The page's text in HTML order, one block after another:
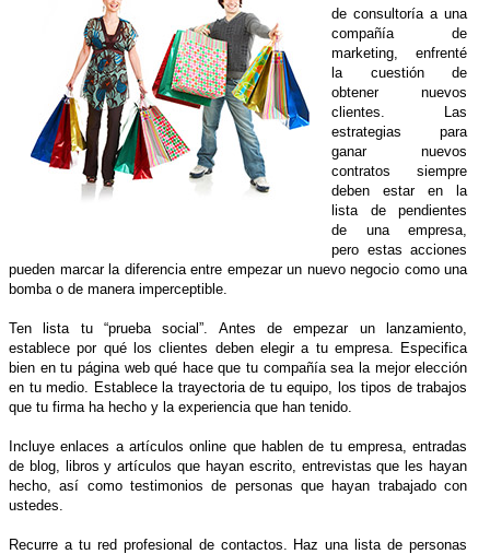
de consultoría a una
compañía de
marketing, enfrenté
la cuestión de
obtener nuevos
clientes. Las
estrategias para
ganar nuevos
contratos siempre
deben estar en la
lista de pendientes
de una empresa,
pero estas acciones
pueden marcar la diferencia entre empezar un nuevo negocio como una
bomba o de manera imperceptible.
Ten lista tu “prueba social”. Antes de empezar un lanzamiento,
establece por qué los clientes deben elegir a tu empresa. Especifica
bien en tu página web qué hace que tu compañía sea la mejor elección
en tu medio. Establece la trayectoria de tu equipo, los tipos de trabajos
que tu firma ha hecho y la experiencia que han tenido.
Incluye enlaces a artículos online que hablen de tu empresa, entradas
de blog, libros y artículos que hayan escrito, entrevistas que les hayan
hecho, así como testimonios de personas que hayan trabajado con
ustedes.
Recurre a tu red profesional de contactos. Haz una lista de personas